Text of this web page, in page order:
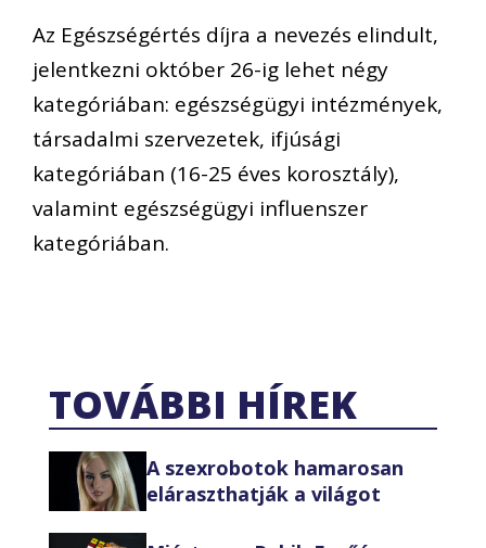
Az Egészségértés díjra a nevezés elindult,
jelentkezni október 26-ig lehet négy
kategóriában: egészségügyi intézmények,
társadalmi szervezetek, ifjúsági
kategóriában (16-25 éves korosztály),
valamint egészségügyi influenszer
kategóriában.
TOVÁBBI HÍREK
A szexrobotok hamarosan
eláraszthatják a világot